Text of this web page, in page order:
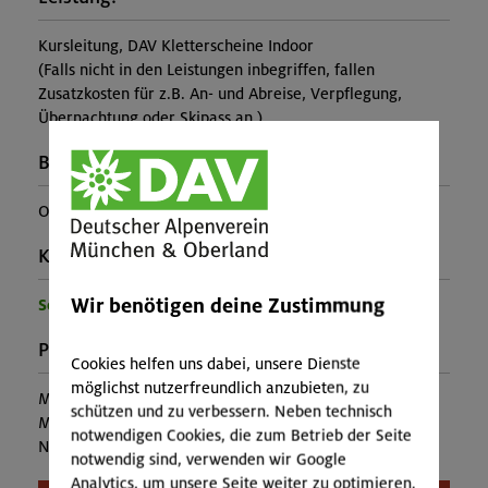
Kursleitung, DAV Kletterscheine Indoor
(Falls nicht in den Leistungen inbegriffen, fallen
Zusatzkosten für z.B. An- und Abreise, Verpflegung,
Übernachtung oder Skipass an.)
Buchungscode:
OL-25-1519
Kontakt Veranstalter:
Sektion Oberland
Preise:
Mitglieder:
96,00 €
Mitglieder anderer Sektion:
126,00 €
Nichtmitglieder:
138,00 €
Wir benötigen deine Zustimmung
Cookies helfen uns dabei, unsere Dienste
möglichst nutzerfreundlich anzubieten, zu
schützen und zu verbessern. Neben technisch
notwendigen Cookies, die zum Betrieb der Seite
notwendig sind, verwenden wir Google
Analytics, um unsere Seite weiter zu optimieren.